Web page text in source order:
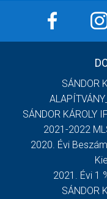
SÁNDOR
SÁNDOR KÁROLY
2021-2022
2020. Évi
2021. Évi 1
SÁNDOR